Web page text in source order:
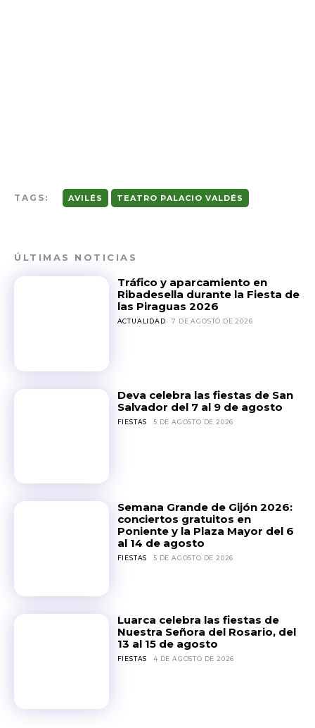
TAGS: AVILÉS TEATRO PALACIO VALDÉS
ÚLTIMAS NOTICIAS
Tráfico y aparcamiento en
Ribadesella durante la Fiesta de
las Piraguas 2026
ACTUALIDAD 7 DE AGOSTO DE 2026
Deva celebra las fiestas de San
Salvador del 7 al 9 de agosto
FIESTAS 5 DE AGOSTO DE 2026
Semana Grande de Gijón 2026:
conciertos gratuitos en
Poniente y la Plaza Mayor del 6
al 14 de agosto
FIESTAS 5 DE AGOSTO DE 2026
Luarca celebra las fiestas de
Nuestra Señora del Rosario, del
13 al 15 de agosto
FIESTAS 4 DE AGOSTO DE 2026